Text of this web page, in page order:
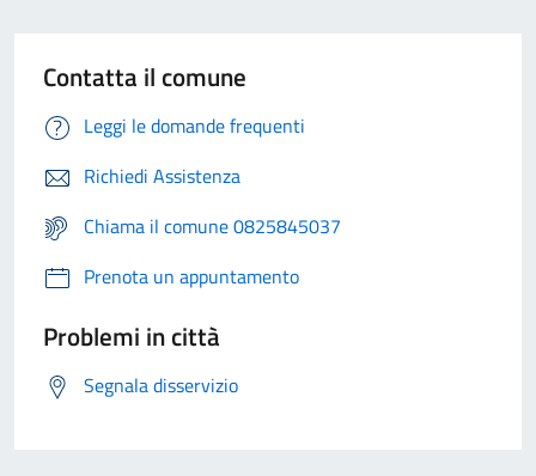
Contatta il comune
Leggi le domande frequenti
Richiedi Assistenza
Chiama il comune 0825845037
Prenota un appuntamento
Problemi in città
Segnala disservizio